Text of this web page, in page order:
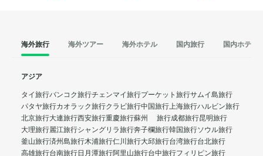
海外旅行 海外ツアー 海外ホテル 国内旅行 国内ホテル
アジア
タイ旅行バンコク旅行チェンマイ旅行プーケット旅行サムイ島旅行
パタヤ旅行カオラック旅行クラビ旅行中国旅行上海旅行ハルビン旅行
北京旅行大連旅行西安旅行重慶旅行蘇州 旅行成都旅行昆明旅行
大理旅行麗江旅行シャングリラ旅行奔子欄旅行韓国旅行ソウル旅行
釜山旅行済州島旅行木浦旅行仁川旅行大邱旅行台湾旅行台北旅行
高雄旅行台南旅行日月潭旅行阿里山旅行台中旅行フィリピン旅行